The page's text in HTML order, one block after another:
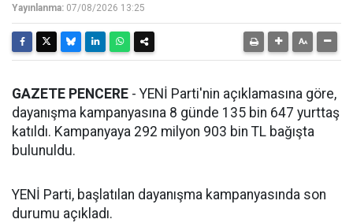
Yayınlanma: 07/08/2026 13:25
GAZETE PENCERE - YENİ Parti'nin açıklamasına göre,
dayanışma kampanyasına 8 günde 135 bin 647 yurttaş
katıldı. Kampanyaya 292 milyon 903 bin TL bağışta
bulunuldu.
YENİ Parti, başlatılan dayanışma kampanyasında son
durumu açıkladı.